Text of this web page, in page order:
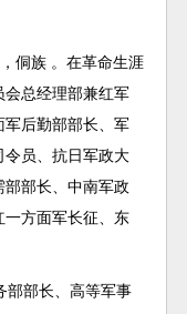
侗族 。在革命生涯
总经理部兼红军
后勤部部长、军
员、抗日军政大
部长、中南军政
方面军长征、东
部部长、高等军事